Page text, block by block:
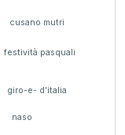
cusano mutri
festività pasquali
giro-e- d'italia
naso